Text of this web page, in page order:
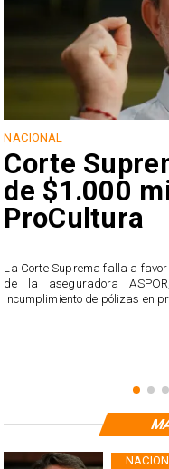
NACIONAL
Corte
de $1.000
ProCultura
La Corte Suprema falla a
de la aseguradora
incumplimiento de pólizas en